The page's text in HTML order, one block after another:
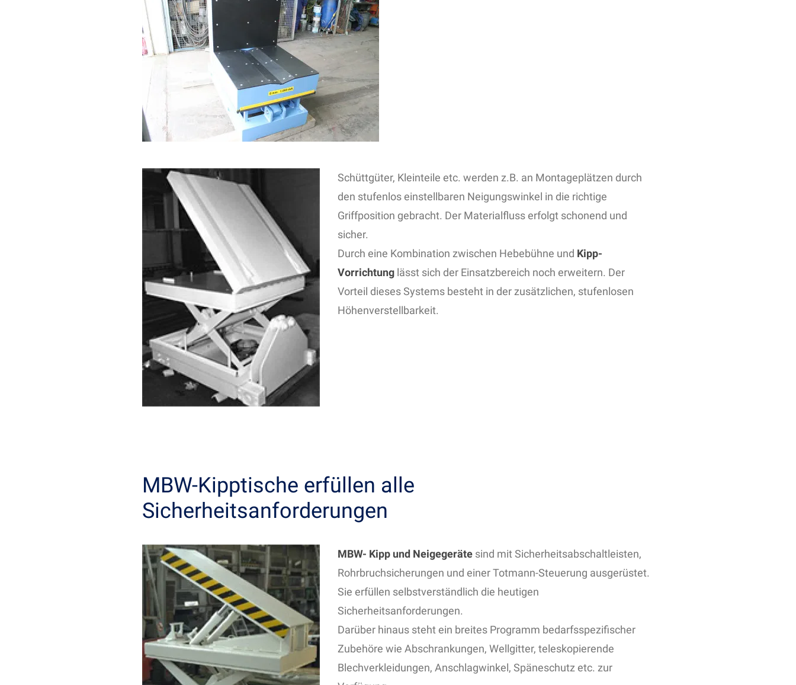
Schüttgüter, Kleinteile etc. werden z.B. an Montageplätzen durch
den stufenlos einstellbaren Neigungswinkel in die richtige
Griffposition gebracht. Der Materialfluss erfolgt schonend und
sicher.
Durch eine Kombination zwischen Hebebühne und Kipp-
Vorrichtung lässt sich der Einsatzbereich noch erweitern. Der
Vorteil dieses Systems besteht in der zusätzlichen, stufenlosen
Höhenverstellbarkeit.
MBW-Kipptische erfüllen alle
Sicherheitsanforderungen
MBW- Kipp und Neigegeräte sind mit Sicherheitsabschaltleisten,
Rohrbruchsicherungen und einer Totmann-Steuerung ausgerüstet.
Sie erfüllen selbstverständlich die heutigen
Sicherheitsanforderungen.
Darüber hinaus steht ein breites Programm bedarfsspezifischer
Zubehöre wie Abschrankungen, Wellgitter, teleskopierende
Blechverkleidungen, Anschlagwinkel, Späneschutz etc. zur